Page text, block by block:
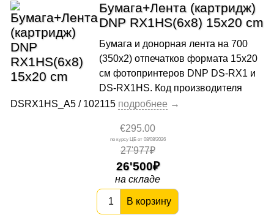
Бумага+Лента (картридж)
DNP RX1HS(6x8) 15x20 cm
Бумага и донорная лента на 700
(350х2) отпечатков формата 15x20
cм фотопринтеров DNP DS-RX1 и
DS-RX1HS. Код производителя
DSRX1HS_A5 / 102115
€295.00
08/08/2026
27'977₽
26'500
на складе
В корзину